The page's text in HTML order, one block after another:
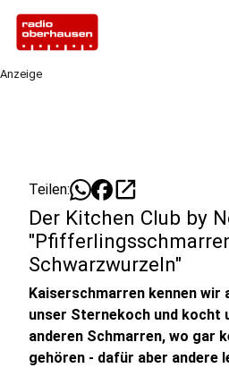
Anzeige
Teilen: open_in_new
Der Kitchen Club by
Schwarzwurzeln"
Kaiserschmarren kennen wir
unser Sternekoch und kocht
anderen Schmarren, wo gar
gehören - dafür aber andere